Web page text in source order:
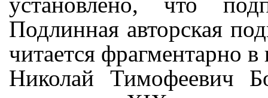
Подлинная авторская
читается фрагментарно
Николай Тимофеевич